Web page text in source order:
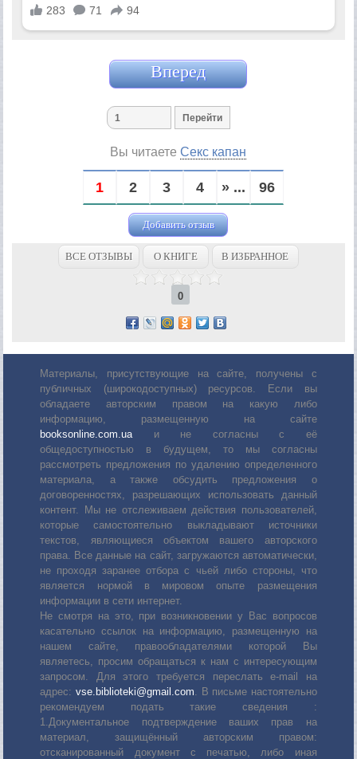
Вперед
Вы читаетеСекс капан
1 2 3 4 » ... 96
Добавить отзыв
ВСЕ ОТЗЫВЫ О КНИГЕ В ИЗБРАННОЕ
0
Материалы, присутствующие на сайте, получены с
публичных (широкодоступных) ресурсов. Если вы
обладаете авторским правом на какую либо
информацию, размещенную на сайте
booksonline.com.uaи не согласны с её
общедоступностью в будущем, то мы согласны
рассмотреть предложения по удалению определенного
материала, а также обсудить предложения о
договоренностях, разрешающих использовать данный
контент. Мы не отслеживаем действия пользователей,
которые самостоятельно выкладывают источники
текстов, являющиеся объектом вашего авторского
права. Все данные на сайт, загружаются автоматически,
не проходя заранее отбора с чьей либо стороны, что
является нормой в мировом опыте размещения
информации в сети интернет.
Не смотря на это, при возникновении у Вас вопросов
касательно ссылок на информацию, размещенную на
нашем сайте, правообладателями которой Вы
являетесь, просим обращаться к нам с интересующим
запросом. Для этого требуется переслать е-mail на
адрес: vse.biblioteki@gmail.com. В письме настоятельно
рекомендуем подать такие сведения :
1.Документальное подтверждение ваших прав на
материал, защищённый авторским правом:
отсканированный документ с печатью, либо иная